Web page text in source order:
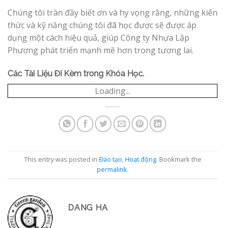
Chúng tôi tràn đầy biết ơn và hy vọng rằng, những kiến
thức và kỹ năng chúng tôi đã học được sẽ được áp
dụng một cách hiệu quả, giúp Công ty Nhựa Lập
Phương phát triển mạnh mẽ hơn trong tương lai.
Các Tài Liệu Đi Kèm trong Khóa Học.
Loading...
This entry was posted in Đào tạo,Hoạt động. Bookmark the
permalink.
DANG HA